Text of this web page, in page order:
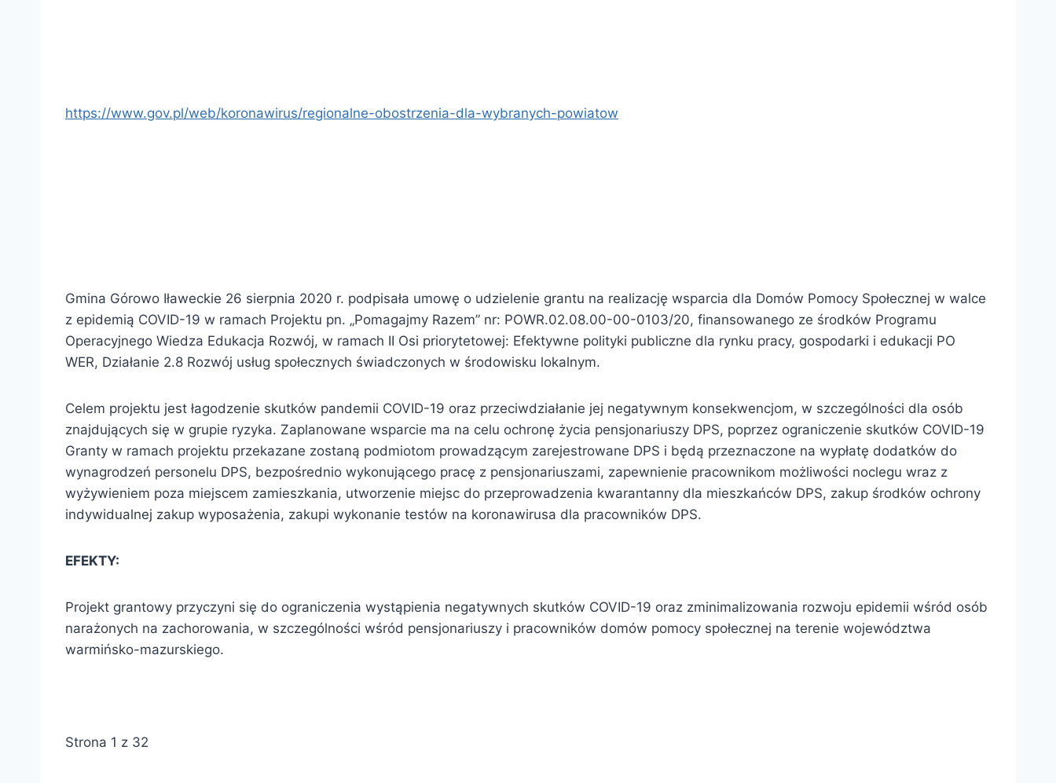
https://www.gov.pl/web/koronawirus/regionalne-obostrzenia-dla-wybranych-powiatow
Gmina Górowo Iławeckie 26 sierpnia 2020 r. podpisała umowę o udzielenie grantu na realizację wsparcia dla Domów Pomocy Społecznej w walce
z epidemią COVID-19 w ramach Projektu pn. „Pomagajmy Razem” nr: POWR.02.08.00-00-0103/20, finansowanego ze środków Programu
Operacyjnego Wiedza Edukacja Rozwój, w ramach II Osi priorytetowej: Efektywne polityki publiczne dla rynku pracy, gospodarki i edukacji PO
WER, Działanie 2.8 Rozwój usług społecznych świadczonych w środowisku lokalnym.
Celem projektu jest łagodzenie skutków pandemii COVID-19 oraz przeciwdziałanie jej negatywnym konsekwencjom, w szczególności dla osób
znajdujących się w grupie ryzyka. Zaplanowane wsparcie ma na celu ochronę życia pensjonariuszy DPS, poprzez ograniczenie skutków COVID-19
Granty w ramach projektu przekazane zostaną podmiotom prowadzącym zarejestrowane DPS i będą przeznaczone na wypłatę dodatków do
wynagrodzeń personelu DPS, bezpośrednio wykonującego pracę z pensjonariuszami, zapewnienie pracownikom możliwości noclegu wraz z
wyżywieniem poza miejscem zamieszkania, utworzenie miejsc do przeprowadzenia kwarantanny dla mieszkańców DPS, zakup środków ochrony
indywidualnej zakup wyposażenia, zakupi wykonanie testów na koronawirusa dla pracowników DPS.
EFEKTY:
Projekt grantowy przyczyni się do ograniczenia wystąpienia negatywnych skutków COVID-19 oraz zminimalizowania rozwoju epidemii wśród osób
narażonych na zachorowania, w szczególności wśród pensjonariuszy i pracowników domów pomocy społecznej na terenie województwa
warmińsko-mazurskiego.
Strona 1 z 32